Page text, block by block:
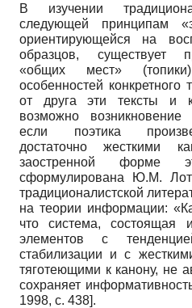
В изучении
следующей принципам
ориентирующейся на
образцов, существует
«общих мест»
особенностей конкретного
от друга эти тексты и
возможно
если поэтика
достаточно жесткими
заостренной форме
сформулирована Ю.М.
традиционалистской
на теории информации:
что система, состоящая
элементов с
стабилизации и с
тяготеющими к канону, не
сохраняет
1998, c. 438].